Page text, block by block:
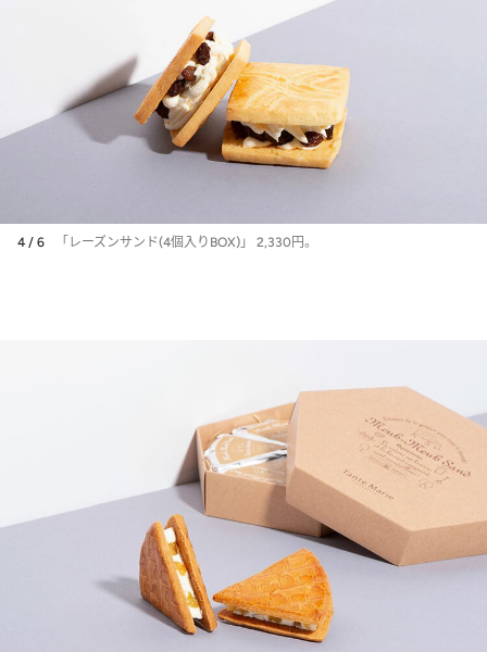
4 / 6 「レーズンサンド(4個入りBOX)」 2,330円。